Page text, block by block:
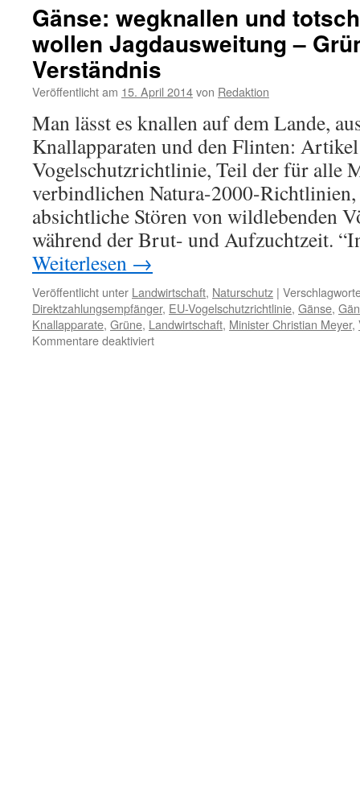
auch
Nonnengänse
nun
Jagdzeit
Gänse: wegknallen und
wollen Jagdausweitung –
Verständnis
Veröffentlicht am 15. April 2014von Redaktion
Man lässt es knallen auf dem Lande,
Knallapparaten und den Flinten:
Vogelschutzrichtlinie, Teil der für alle
verbindlichen Natura-2000-Richtlinien,
absichtliche Stören von wildlebenden
während der Brut- und Aufzuchtzeit.
Weiterlesen →
Veröffentlicht unter Landwirtschaft, Naturschutz |
Direktzahlungsempfänger, EU-Vogelschutzrichtlinie, Gänse,
Knallapparate, Grüne, Landwirtschaft, Minister Christian Meyer,
Kommentare deaktiviertfür